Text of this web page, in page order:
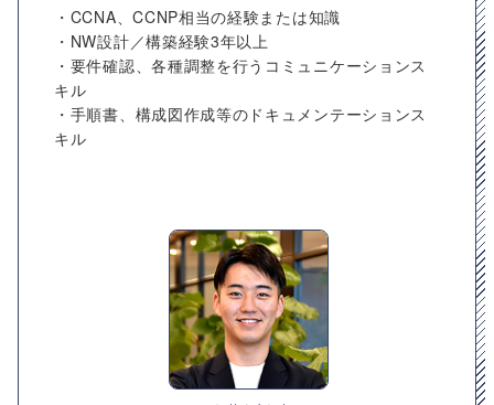
・CCNA、CCNP相当の経験または知識
・NW設計／構築経験3年以上
・要件確認、各種調整を行うコミュニケーションス
キル
・手順書、構成図作成等のドキュメンテーションス
キル